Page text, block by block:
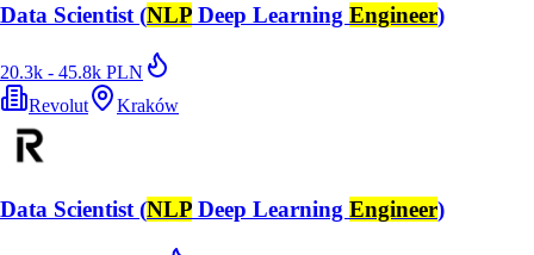
Data Scientist (NLP Deep Learning Engineer)
20.3k - 45.8k PLN
Revolut
Kraków
Data Scientist (NLP Deep Learning Engineer)